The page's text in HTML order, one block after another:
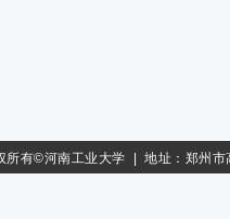
所有©河南工业大学 | 地址：郑州